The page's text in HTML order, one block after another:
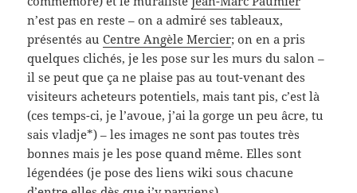
n’est pas en reste – on a admiré ses tableaux,
présentés auCentre Angèle Mercier; on en a pris
quelques clichés, je les pose sur les murs du salon –
il se peut que ça ne plaise pas au tout-venant des
visiteurs acheteurs potentiels, mais tant pis, c’est là
(ces temps-ci, je l’avoue, j’ai la gorge un peu âcre, tu
sais vladje*) – les images ne sont pas toutes très
bonnes mais je les pose quand même. Elles sont
légendées (je pose des liens wiki sous chacune